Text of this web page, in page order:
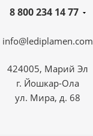
8 800 234 14 77
info@lediplamen.com
424005, Марий Эл
г. Йошкар-Ола
ул. Мира, д. 68